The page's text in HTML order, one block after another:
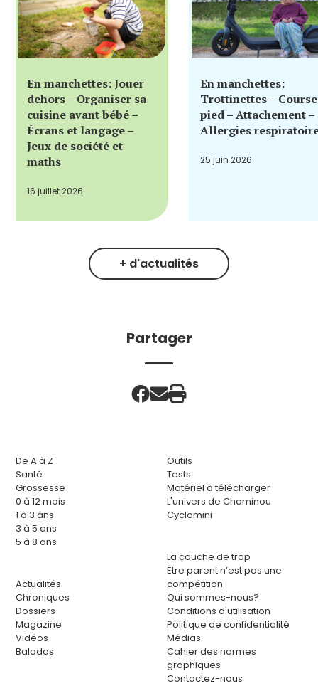
En manchettes: Jouer
dehors – Organiser sa
cuisine avant bébé –
Écrans et langage –
Jeux de société et
maths
16 juillet 2026
En manchettes:
Trottinettes –
pied – Attachement –
Allergies
25 juin 2026
+ d'actualités
Partager
De A à Z
Santé
Grossesse
0 à 12 mois
1 à 3 ans
3 à 5 ans
5 à 8 ans
Actualités
Chroniques
Dossiers
Magazine
Vidéos
Balados
Outils
Tests
Matériel à télécharger
L'univers de Chaminou
Cyclomini
La couche de trop
Être parent n’est pas une
compétition
Qui sommes-nous?
Conditions d'utilisation
Politique de confidentialité
Médias
Cahier des normes
graphiques
Contactez-nous